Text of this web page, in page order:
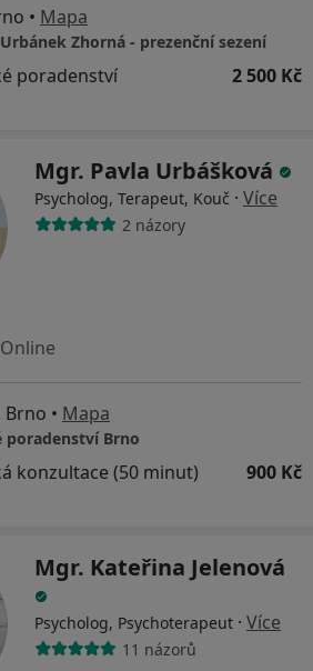
• Mapa
Zhorná - prezenční sezení
poradenství 2 500 Kč
Mgr. Pavla Urbášková
Psycholog, Terapeut, Kouč · Více
2 názory
Online
Brno • Mapa
poradenství Brno
konzultace (50 minut) 900 Kč
Mgr. Kateřina Jelenová
Psycholog, Psychoterapeut · Více
11 názorů